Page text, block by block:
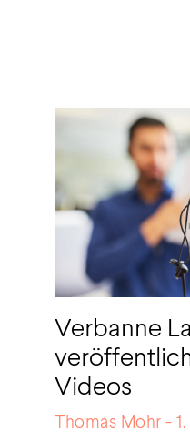
Verbanne
Videos
Thomas Mohr